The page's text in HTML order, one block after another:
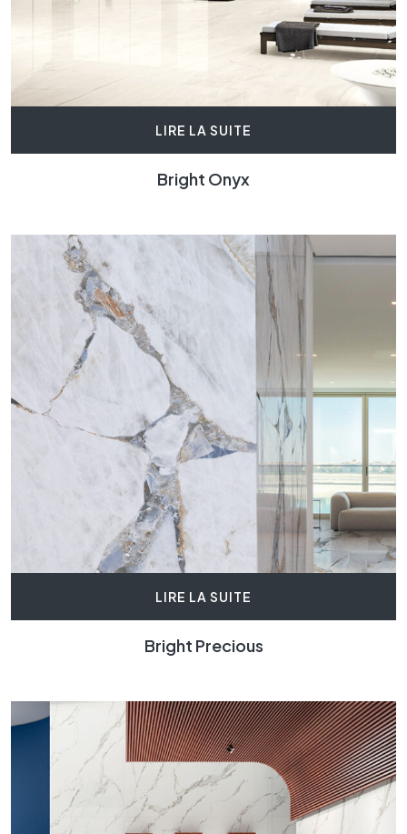
LIRE LA SUITE
Bright Onyx
LIRE LA SUITE
Bright Precious